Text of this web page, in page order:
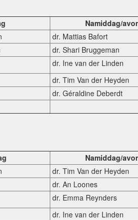
Namiddag/
dr. Mattias Bafort
dr. Shari Bruggeman
dr. Ine van der Linden
dr. Tim Van der Heyden
dr. Géraldine Deberdt
Namiddag/
dr. Tim Van der Heyden
dr. An Loones
dr. Emma Reynders
dr. Ine van der Linden